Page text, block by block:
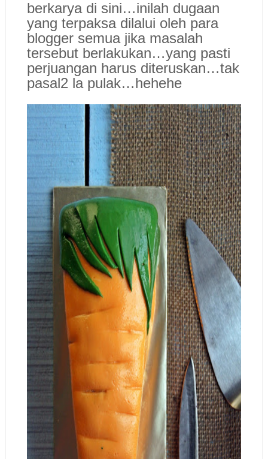
berkarya di sini…inilah dugaan
yang terpaksa dilalui oleh para
blogger semua jika masalah
tersebut berlakukan…yang pasti
perjuangan harus diteruskan…tak
pasal2 la pulak…hehehe